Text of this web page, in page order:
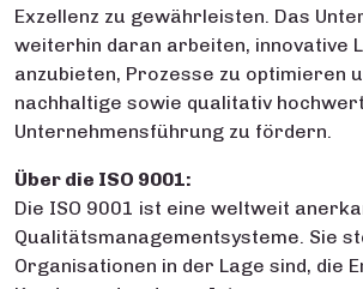
Exzellenz zu gewährleisten. Das
weiterhin daran arbeiten, innovative
anzubieten, Prozesse zu optimieren
nachhaltige sowie qualitativ
Unternehmensführung zu fördern.
Über die ISO 9001:
Die ISO 9001 ist eine weltweit
Qualitätsmanagementsysteme. Sie
Organisationen in der Lage sind, die